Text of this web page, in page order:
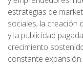
estrategias de
sociales, la creación
y la publicidad
crecimiento
constante expansión.